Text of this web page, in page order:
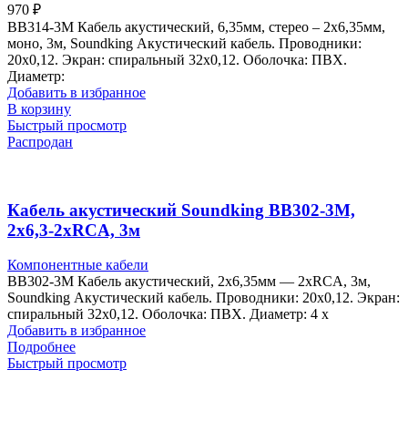
970 ₽
BB314-3M Кабель акустический, 6,35мм, стерео – 2х6,35мм,
моно, 3м, Soundking Акустический кабель. Проводники:
20х0,12. Экран: спиральный 32х0,12. Оболочка: ПВХ.
Диаметр:
Добавить в избранное
В корзину
Быстрый просмотр
Распродан
Кабель акустический Soundking BB302-3M,
2х6,3-2хRCA, 3м
Компонентные кабели
BB302-3M Кабель акустический, 2х6,35мм — 2хRCA, 3м,
Soundking Акустический кабель. Проводники: 20х0,12. Экран:
спиральный 32х0,12. Оболочка: ПВХ. Диаметр: 4 х
Добавить в избранное
Подробнее
Быстрый просмотр